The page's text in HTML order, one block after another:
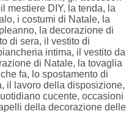
mestiere DIY, la tenda, la
i costumi di Natale, la
la decorazione di
di sera, il vestito di
intima, il vestito da
di Natale, la tovaglia
fa, lo spostamento di
il lavoro della disposizione,
cucente, occasioni
della decorazione delle